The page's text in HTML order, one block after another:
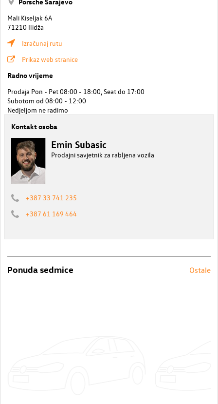
Mali Kiseljak 6A
71210 Ilidža
Izračunaj rutu
Prikaz web stranice
Radno vrijeme
Prodaja Pon - Pet 08:00 - 18:00, Seat do 17:00
Subotom od 08:00 - 12:00
Nedjeljom ne radimo
Kontakt osoba
Emin Subasic
Prodajni savjetnik za rabljena vozila
+387 33 741 235
+387 61 169 464
Ponuda sedmice Ostale